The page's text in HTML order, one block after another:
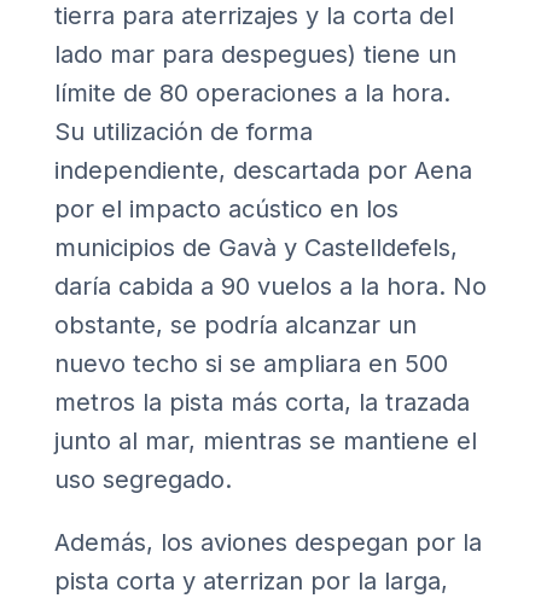
tierra para aterrizajes y la corta del
lado mar para despegues) tiene un
límite de 80 operaciones a la hora.
Su utilización de forma
independiente, descartada por Aena
por el impacto acústico en los
municipios de Gavà y Castelldefels,
daría cabida a 90 vuelos a la hora. No
obstante, se podría alcanzar un
nuevo techo si se ampliara en 500
metros la pista más corta, la trazada
junto al mar, mientras se mantiene el
uso segregado.
Además, los aviones despegan por la
pista corta y aterrizan por la larga,